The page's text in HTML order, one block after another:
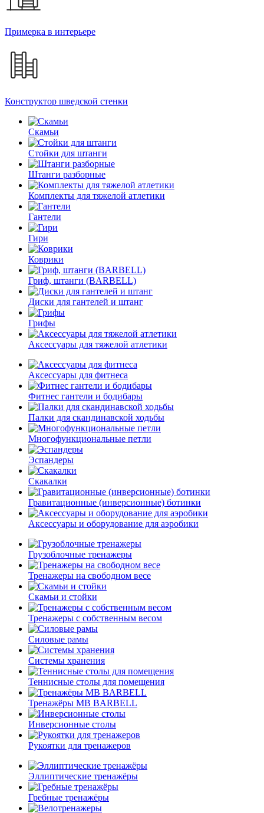
Примерка в интерьере
Конструктор шведской стенки
Скамьи
Стойки для штанги
Штанги разборные
Комплекты для тяжелой атлетики
Гантели
Гири
Коврики
Гриф, штанги (BARBELL)
Диски для гантелей и штанг
Грифы
Аксессуары для тяжелой атлетики
Аксессуары для фитнеса
Фитнес гантели и бодибары
Палки для скандинавской ходьбы
Многофункциональные петли
Эспандеры
Скакалки
Гравитационные (инверсионные) ботинки
Аксессуары и оборудование для аэробики
Грузоблочные тренажеры
Тренажеры на свободном весе
Скамьи и стойки
Тренажеры с собственным весом
Силовые рамы
Системы хранения
Теннисные столы для помещения
Тренажёры MB BARBELL
Инверсионные столы
Рукоятки для тренажеров
Эллиптические тренажёры
Гребные тренажёры